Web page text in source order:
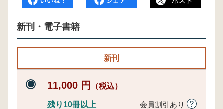
新刊・電子書籍
新刊
11,000 円 （税込）
残り10冊以上 会員割引あり